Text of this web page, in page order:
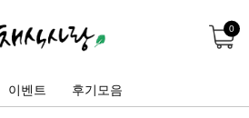
0
이벤트 후기모음